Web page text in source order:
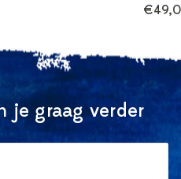
je graag verder